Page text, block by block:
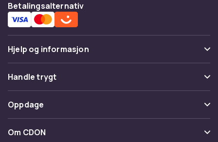
Betalingsalternativ
Hjelp og informasjon
Vanlige spørsmål
Spor pakke
Angre & returner her
Kontakt oss
Handle trygt
Betaling
Levering
Oppdage
Kategorier
Om CDON